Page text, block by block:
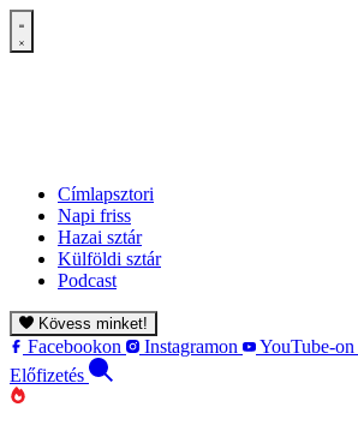
Címlapsztori
Napi friss
Hazai sztár
Külföldi sztár
Podcast
Kövess minket!
Facebookon Instagramon YouTube-on
Előfizetés